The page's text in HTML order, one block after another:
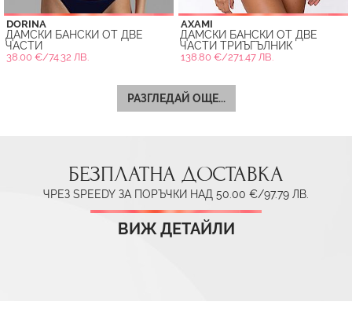
DORINA
ДАМСКИ БАНСКИ ОТ ДВЕ
ЧАСТИ
38.00 €/74.32 ЛВ.
AXAMI
ДАМСКИ БАНСКИ ОТ ДВЕ
ЧАСТИ ТРИЪГЪЛНИК
138.80 €/271.47 ЛВ.
РАЗГЛЕДАЙ ОЩЕ...
БЕЗПЛАТНА ДОСТАВКА
ЧРЕЗ SPEEDY ЗА ПОРЪЧКИ НАД 50.00 €/97.79 ЛВ.
ВИЖ ДЕТАЙЛИ